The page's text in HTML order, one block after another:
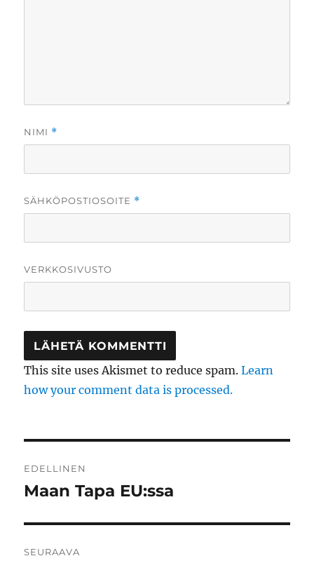
NIMI *
SÄHKÖPOSTIOSOITE *
VERKKOSIVUSTO
This site uses Akismet to reduce spam.Learn
how your comment data is processed.
selaus
EDELLINEN
Edellinen
Maan Tapa EU:ssa
SEURAAVA